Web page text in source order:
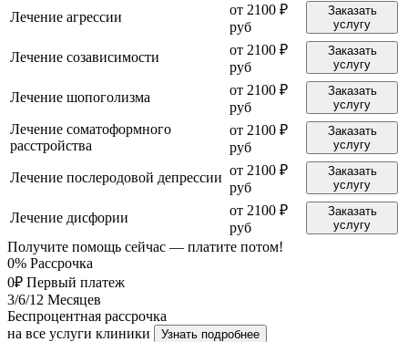
Лечение агрессии
от 2100 ₽
руб
Заказать
услугу
Лечение созависимости
от 2100 ₽
руб
Заказать
услугу
Лечение шопоголизма
от 2100 ₽
руб
Заказать
услугу
Лечение соматоформного
расстройства
от 2100 ₽
руб
Заказать
услугу
Лечение послеродовой депрессии от 2100 ₽
руб
Заказать
услугу
Лечение дисфории
от 2100 ₽
руб
Заказать
услугу
Получите помощь сейчас — платите потом!
0% Рассрочка
0₽ Первый платеж
3/6/12 Месяцев
Беспроцентная рассрочка
на все услуги клиники
Узнать подробнее